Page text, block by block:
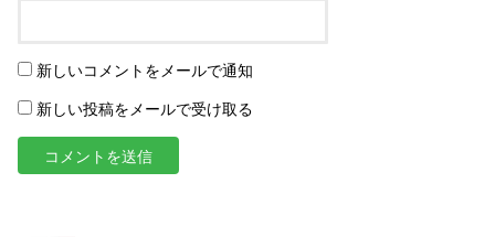
新しいコメントをメールで通知
新しい投稿をメールで受け取る